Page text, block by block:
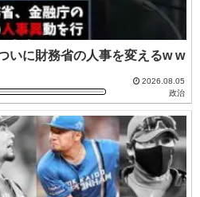
いに財務省の人事を変えるw w
2026.08.05
政治